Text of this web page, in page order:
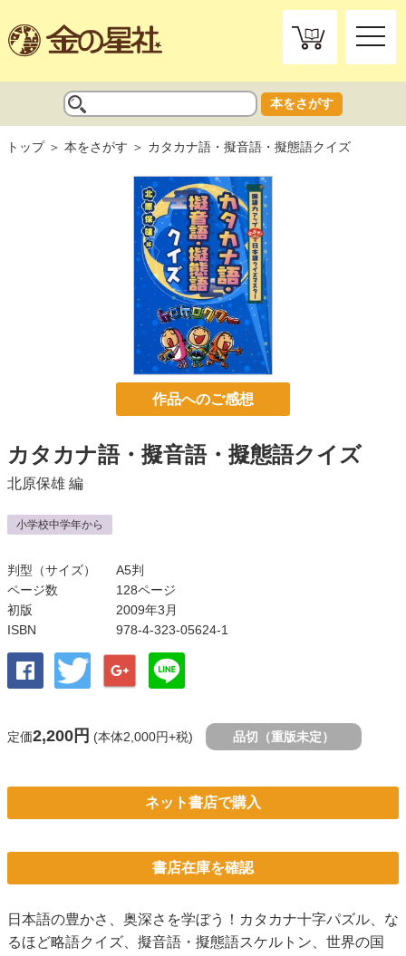
toggle
本をさがす
トップ 本をさがす カタカナ語・擬音語・擬態語クイズ
作品へのご感想
カタカナ語・擬音語・擬態語クイズ
北原保雄 編
小学校中学年から
判型（サイズ）
A5判
ページ数
128ページ
初版
2009年3月
ISBN
978-4-323-05624-1
定価2,200円 (本体2,000円+税) 品切（重版未定）
ネット書店で購入
書店在庫を確認
日本語の豊かさ、奥深さを学ぼう！カタカナ十字パズル、な
るほど略語クイズ、擬音語・擬態語スケルトン、世界の国